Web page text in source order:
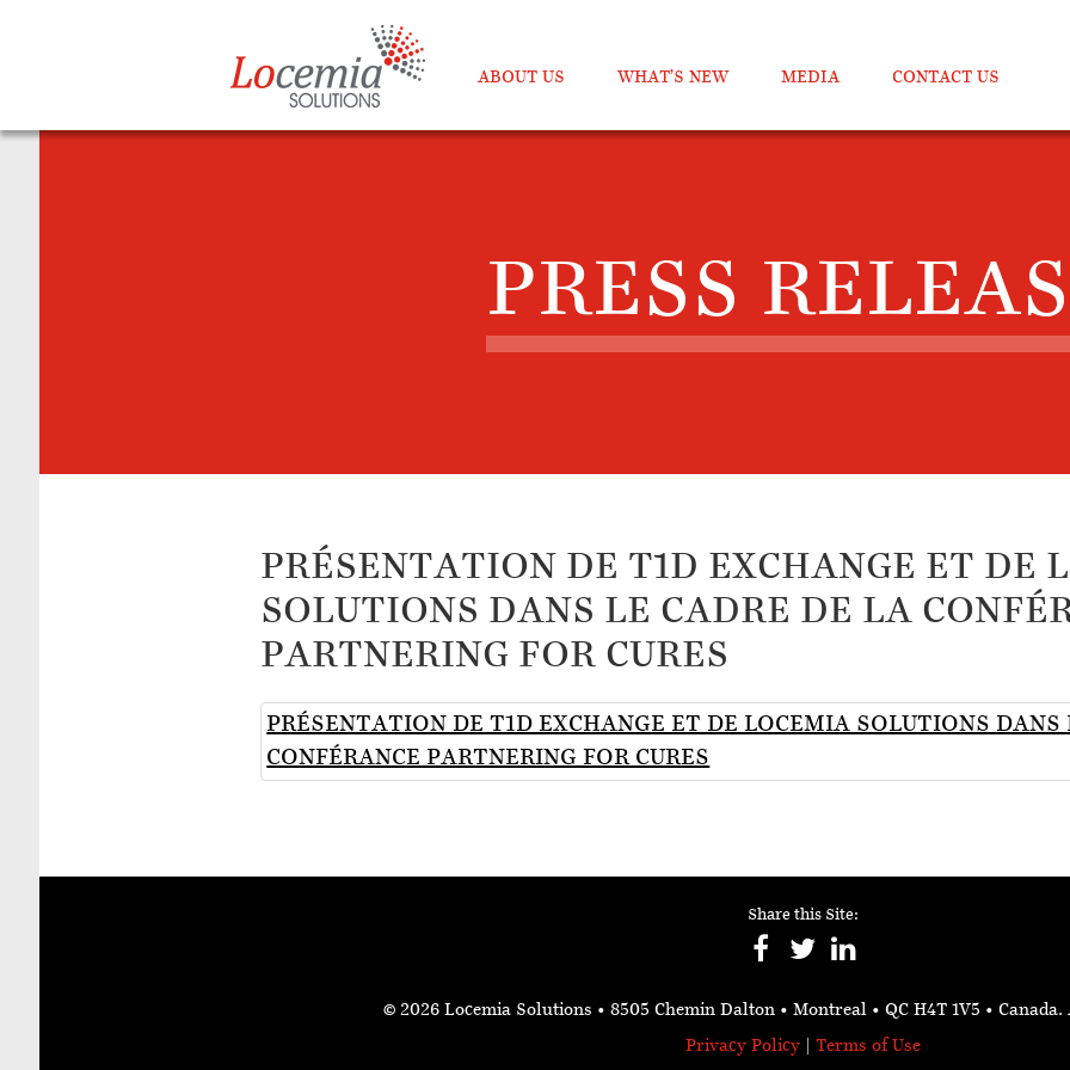
ABOUT US WHAT’S NEW MEDIA CONTACT US
PRESS
PRÉSENTATION DE T1D EXCHANGE ET DE
SOLUTIONS DANS LE CADRE DE LA
PARTNERING FOR CURES
PRÉSENTATION DE T1D EXCHANGE ET DE LOCEMIA SOLUTIONS DANS
CONFÉRANCE PARTNERING FOR CURES
Share this Site:
© 2026 Locemia Solutions • 8505 Chemin Dalton • Montreal • QC H4T 1V5 • Canada.
Privacy Policy| Terms of Use